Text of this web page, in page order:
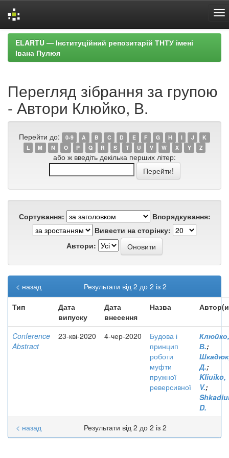
Skip
navigation
ELARTU — Інституційний репозитарій ТНТУ імені
Івана Пулюя
Перегляд зібрання за групою
- Автори Клюйко, В.
Перейти до: 0-9 A B C D E F G H I J
K
L
M N O P Q R S T U V W X Y Z
або ж введіть декілька перших літер:
Сортування:
Впорядкування:
Вивести на сторінку:
Автори:
Результати від 2 до 2 із 2
< назад
Тип
Дата
випуску
Дата
внесення
Назва
Conference
Abstract
23-кві-2020 4-чер-2020
Будова і
принцип
роботи
муфти
пружної
реверсивної
Клюйко,
В.;
Д.;
Kliuiko,
V.;
D.
Результати від 2 до 2 із 2
< назад